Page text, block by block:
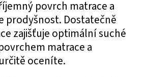
povrch matrace a
prodyšnost. Dostatečně
zajišťuje optimální suché
matrace a
oceníte.